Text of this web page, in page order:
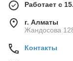
Работает с
г. Алматы
Жандосова
Контакты